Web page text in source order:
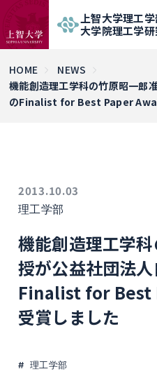
上智大学理工
大学院理工学
HOME
NEWS
機能創造理工学科の竹原昭一郎
のFinalist for Best Paper
2013.10.03
理工学部
機能創造理工学
授が公益社団法
Finalist for Best
受賞しました
理工学部